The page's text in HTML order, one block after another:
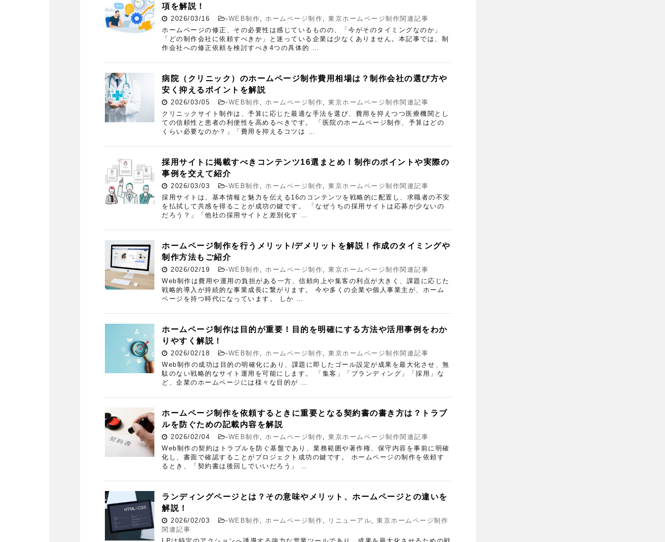
項を解説！
2026/03/16 -WEB制作,ホームページ制作,東京ホームページ制作関連記事
ホームページの修正、その必要性は感じているものの、「今がそのタイミングなのか」
「どの制作会社に依頼すべきか」と迷っている企業は少なくありません。本記事では、制
作会社への修正依頼を検討すべき4つの具体的 …
病院（クリニック）のホームページ制作費用相場は？制作会社の選び方や
安く抑えるポイントを解説
2026/03/05 -WEB制作,ホームページ制作,東京ホームページ制作関連記事
クリニックサイト制作は、予算に応じた最適な手法を選び、費用を抑えつつ医療機関とし
ての信頼性と患者の利便性を高めるべきです。 「医院のホームページ制作、予算はどの
くらい必要なのか？」「費用を抑えるコツは …
採用サイトに掲載すべきコンテンツ16選まとめ！制作のポイントや実際の
事例を交えて紹介
2026/03/03 -WEB制作,ホームページ制作,東京ホームページ制作関連記事
採用サイトは、基本情報と魅力を伝える16のコンテンツを戦略的に配置し、求職者の不安
を払拭して共感を得ることが成功の鍵です。 「なぜうちの採用サイトは応募が少ないの
だろう？」「他社の採用サイトと差別化す …
ホームページ制作を行うメリット/デメリットを解説！作成のタイミングや
制作方法もご紹介
2026/02/19 -WEB制作,ホームページ制作,東京ホームページ制作関連記事
Web制作は費用や運用の負担がある一方、信頼向上や集客の利点が大きく、課題に応じた
戦略的導入が持続的な事業成長に繋がります。 今や多くの企業や個人事業主が、ホーム
ページを持つ時代になっています。 しか …
ホームページ制作は目的が重要！目的を明確にする方法や活用事例をわか
りやすく解説！
2026/02/18 -WEB制作,ホームページ制作,東京ホームページ制作関連記事
Web制作の成功は目的の明確化にあり、課題に即したゴール設定が成果を最大化させ、無
駄のない戦略的なサイト運用を可能にします。 「集客」「ブランディング」「採用」な
ど、企業のホームページには様々な目的が …
ホームページ制作を依頼するときに重要となる契約書の書き方は？トラブ
ルを防ぐための記載内容を解説
2026/02/04 -WEB制作,ホームページ制作,東京ホームページ制作関連記事
Web制作の契約はトラブルを防ぐ基盤であり、業務範囲や著作権、保守内容を事前に明確
化し、書面で確認することがプロジェクト成功の鍵です。 ホームページの制作を依頼す
るとき、「契約書は後回しでいいだろう」 …
ランディングページとは？その意味やメリット、ホームページとの違いを
解説！
2026/02/03 -WEB制作,ホームページ制作, リニューアル,東京ホームページ制作
関連記事